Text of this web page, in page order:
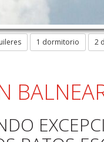
1 dormitorio 2